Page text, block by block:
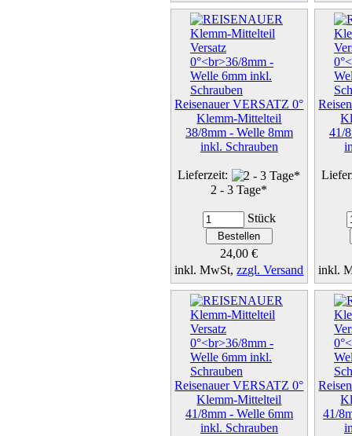
Details...
Reisenauer VERSATZ 0°
Klemm-Mittelteil
38/8mm - Welle 8mm
inkl. Schrauben
Lieferzeit:
2 - 3 Tage*
Stück
24,00 €
inkl. MwSt,zzgl. Versand
Details...
41/
inkl.
Reisenauer VERSATZ 0°
Klemm-Mittelteil
41/8mm - Welle 6mm
inkl. Schrauben
41/